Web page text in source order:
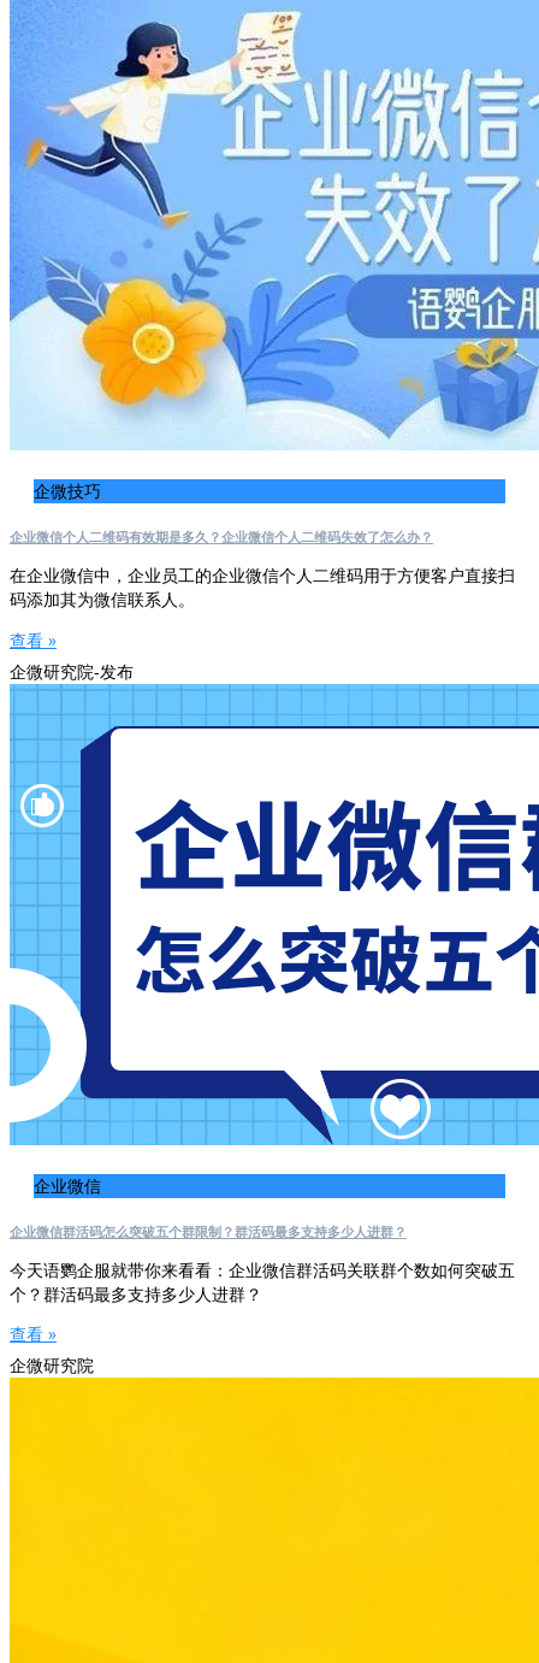
企微技巧
企业微信个人二维码有效期是多久？企业微信个人二维码失效了怎么办？
在企业微信中，企业员工的企业微信个人二维码用于方便客户直接扫
码添加其为微信联系人。
查看 »
企微研究院-发布
企业微信
企业微信群活码怎么突破五个群限制？群活码最多支持多少人进群？
今天语鹦企服就带你来看看：企业微信群活码关联群个数如何突破五
个？群活码最多支持多少人进群？
查看 »
企微研究院